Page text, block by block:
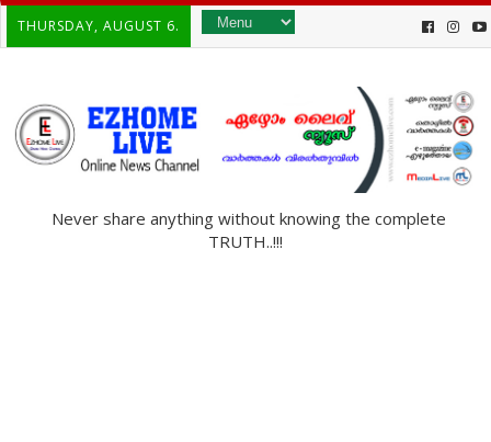
THURSDAY, AUGUST 6.
Never share anything without knowing the complete
TRUTH..!!!